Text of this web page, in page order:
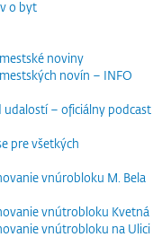
o byt
noviny
novín – INFO
– oficiálny podcast
pre všetkých
vnúrobloku M. Bela
vnútrobloku Kvetná
vnútrobloku na Ulici